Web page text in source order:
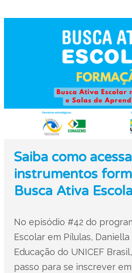
Saiba como
instrumentos
Busca Ativa
No episódio #42 do
Escolar em Pílulas,
Educação do UNICEF
passo para se inscrever